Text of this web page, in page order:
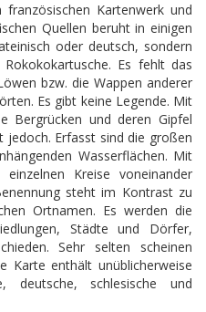
Kartenwerk und
Quellen beruht in einigen
oder deutsch, sondern
Es fehlt das
bzw. die Wappen anderer
Es gibt keine Legende. Mit
Bergrücken und deren Gipfel
Erfasst sind die großen
Wasserflächen. Mit
Kreise voneinander
steht im Kontrast zu
Ortnamen. Es werden die
Städte und Dörfer,
Sehr selten scheinen
Karte enthält unüblicherweise
deutsche, schlesische und